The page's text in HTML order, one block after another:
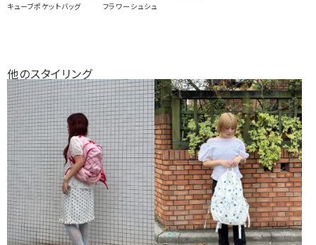
キューブポケットバッグ フラワーシュシュ
他のスタイリング